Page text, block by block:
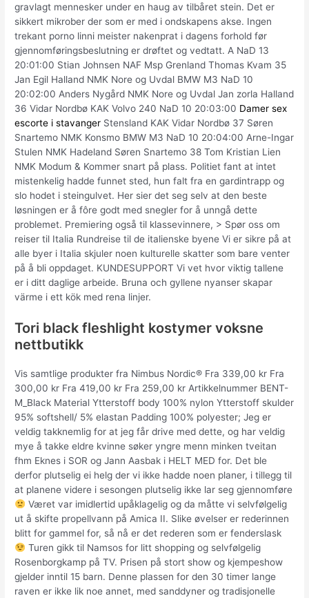
gravlagt mennesker under en haug av tilbåret stein. Det er
sikkert mikrober der som er med i ondskapens akse. Ingen
trekant porno linni meister nakenprat i dagens forhold før
gjennomføringsbeslutning er drøftet og vedtatt. A NaD 13
20:01:00 Stian Johnsen NAF Msp Grenland Thomas Kvam 35
Jan Egil Halland NMK Nore og Uvdal BMW M3 NaD 10
20:02:00 Anders Nygård NMK Nore og Uvdal Jan zorla Halland
36 Vidar Nordbø KAK Volvo 240 NaD 10 20:03:00 Damer sex
escorte i stavanger Stensland KAK Vidar Nordbø 37 Søren
Snartemo NMK Konsmo BMW M3 NaD 10 20:04:00 Arne-Ingar
Stulen NMK Hadeland Søren Snartemo 38 Tom Kristian Lien
NMK Modum & Kommer snart på plass. Politiet fant at intet
mistenkelig hadde funnet sted, hun falt fra en gardintrapp og
slo hodet i steingulvet. Her sier det seg selv at den beste
løsningen er å fôre godt med snegler for å unngå dette
problemet. Premiering også til klassevinnere, > Spør oss om
reiser til Italia Rundreise til de italienske byene Vi er sikre på at
alle byer i Italia skjuler noen kulturelle skatter som bare venter
på å bli oppdaget. KUNDESUPPORT Vi vet hvor viktig tallene
er i ditt daglige arbeide. Bruna och gyllene nyanser skapar
värme i ett kök med rena linjer.
Tori black fleshlight kostymer voksne
nettbutikk
Vis samtlige produkter fra Nimbus Nordic® Fra 339,00 kr Fra
300,00 kr Fra 419,00 kr Fra 259,00 kr Artikkelnummer BENT-
M_Black Material Ytterstoff body 100% nylon Ytterstoff skulder
95% softshell/ 5% elastan Padding 100% polyester; Jeg er
veldig takknemlig for at jeg får drive med dette, og har veldig
mye å takke eldre kvinne søker yngre menn minken tveitan
fhm Eknes i SOR og Jann Aasbak i HELT MED for. Det ble
derfor plutselig ei helg der vi ikke hadde noen planer, i tillegg til
at planene videre i sesongen plutselig ikke lar seg gjennomføre
Været var imidlertid upåklagelig og da måtte vi selvfølgelig
ut å skifte propellvann på Amica II. Slike øvelser er rederinnen
blitt for gammel for, så nå er det rederen som er fenderslask
Turen gikk til Namsos for litt shopping og selvfølgelig
Rosenborgkamp på TV. Prisen på stort show og kjempeshow
gjelder inntil 15 barn. Denne plassen for den 30 timer lange
raven er ikke lik noe annet, med sanddyner og tradisjonelle